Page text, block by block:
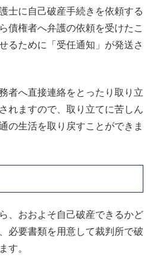
士に自己破産手続きを依頼する
債権者へ弁護の依頼を受けたこ
るために「受任通知」が発送さ
者へ直接連絡をとったり取り立
れますので、取り立てに苦しん
の生活を取り戻すことができま
、おおよそ自己破産できるかど
必要書類を用意して裁判所で破
す。